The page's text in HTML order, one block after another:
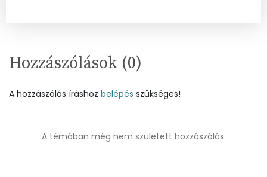
Retinol - A vitamin:
β-crypt
0 micro
Hozzászólások (0)
A hozzászólás íráshoz belépés szükséges!
A témában még nem született hozzászólás.